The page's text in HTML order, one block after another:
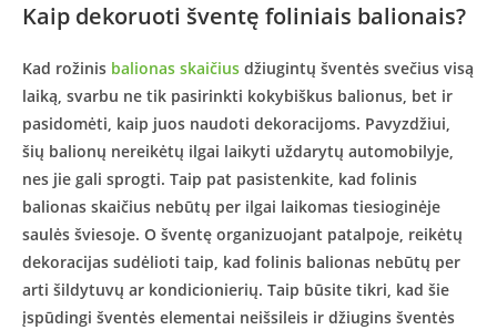
Kaip dekoruoti šventę foliniais balionais?
Kad rožinis balionas skaičius džiugintų šventės svečius visą
laiką, svarbu ne tik pasirinkti kokybiškus balionus, bet ir
pasidomėti, kaip juos naudoti dekoracijoms. Pavyzdžiui,
šių balionų nereikėtų ilgai laikyti uždarytų automobilyje,
nes jie gali sprogti. Taip pat pasistenkite, kad folinis
balionas skaičius nebūtų per ilgai laikomas tiesioginėje
saulės šviesoje. O šventę organizuojant patalpoje, reikėtų
dekoracijas sudėlioti taip, kad folinis balionas nebūtų per
arti šildytuvų ar kondicionierių. Taip būsite tikri, kad šie
įspūdingi šventės elementai neišsileis ir džiugins šventės